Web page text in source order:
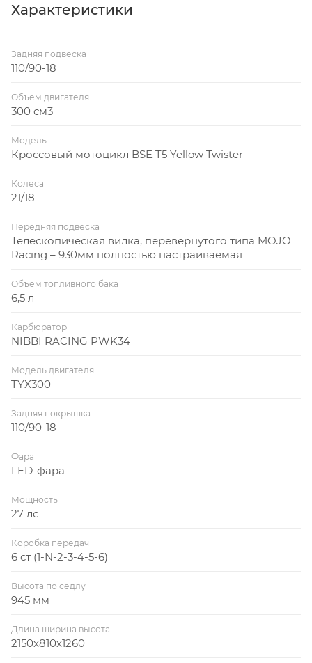
Характеристики
Задняя подвеска
110/90-18
Объем двигателя
300 см3
Модель
Кроссовый мотоцикл BSE T5 Yellow Twister
Колеса
21/18
Передняя подвеска
Телескопическая вилка, перевернутого типа MOJO
Racing – 930мм полностью настраиваемая
Объем топливного бака
6,5 л
Карбюратор
NIBBI RACING PWK34
Модель двигателя
TYX300
Задняя покрышка
110/90-18
Фара
LED-фара
Мощность
27 лс
Коробка передач
6 ст (1-N-2-3-4-5-6)
Высота по седлу
945 мм
Длина ширина высота
2150x810x1260